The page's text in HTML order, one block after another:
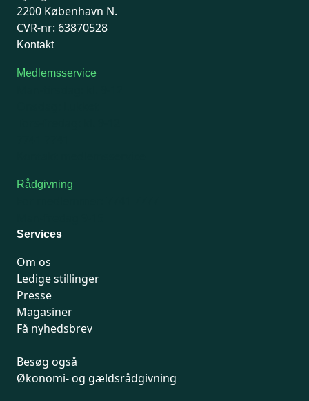
2200 København N.
CVR-nr: 63870528
Kontakt
Medlemsservice
Rådgivning
Services
Om os
Ledige stillinger
Presse
Magasiner
Få nyhedsbrev
Besøg også
Økonomi- og gældsrådgivning